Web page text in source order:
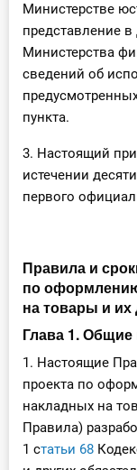
бухгалтера
Министерстве
представление
Министерства
сведений об
пункта.
3. Настоящий
истечении
первого
Правила и
по
на товары и
Глава 1.
1. Настоящие
проекта по
накладных на
Правила)
1 статьи 68